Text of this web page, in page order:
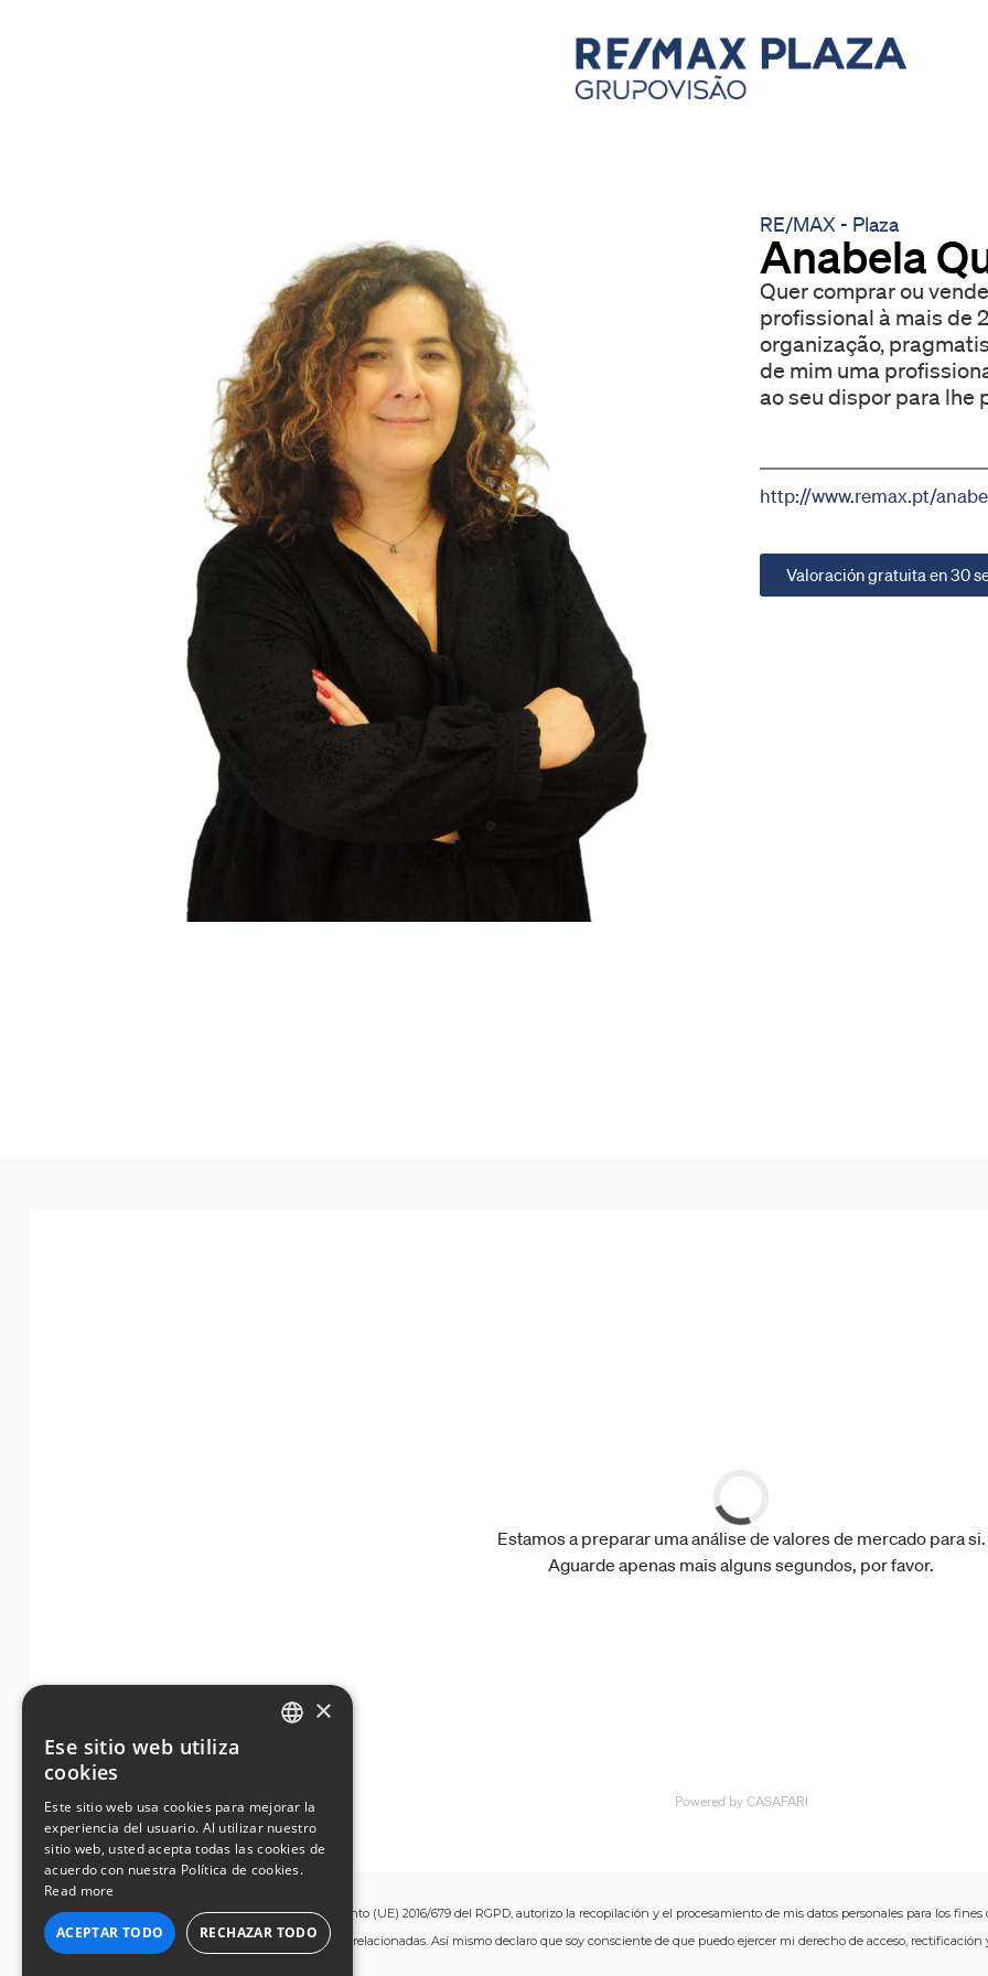
RE/MAX - Plaza
Anabela
Quer comprar ou
profissional à mais de
organização,
de mim uma
ao seu dispor para lhe
http://www.remax.pt/
Valoración gratuita en 30
Para los fines establecidos en el artículo 13 del Reglamento (UE) 2016/679 del RGPD, autorizo ​​la recopilación y el procesamiento de mis datos personales para los
valoración de propiedades y oportunidades comerciales relacionadas. Así mismo declaro que soy consciente de que puedo ejercer mi derecho de acceso,
GERMAN
FRENCH
ITALIAN
×
Ese sitio web utiliza
cookies
Este sitio web usa cookies para mejorar la
experiencia del usuario. Al utilizar nuestro
sitio web, usted acepta todas las cookies de
acuerdo con nuestra Política de cookies.
Read more
ACEPTAR TODO RECHAZAR TODO